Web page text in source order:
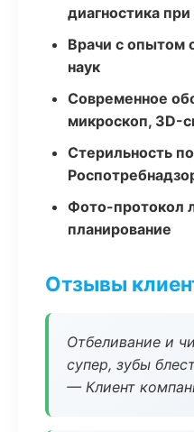
диагностика
Врачи с опытом
наук
Современное
микроскоп, 3D-
Стерильность
Фото-протокол
планирование
Отзывы
Отбеливание и
супер, зубы
— Клиент